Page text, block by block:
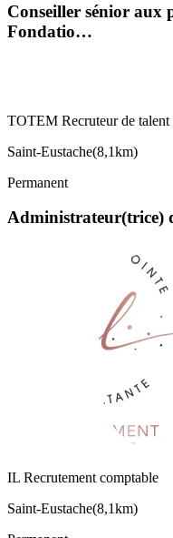
Conseiller sénior aux
Fondatio…
TOTEM Recruteur de talent
Saint-Eustache(8,1km)
Permanent
Administrateur(trice)
IL Recrutement comptable
Saint-Eustache(8,1km)